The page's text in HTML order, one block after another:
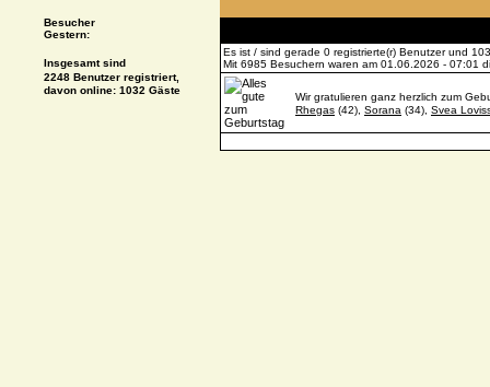
Besucher
Gestern:
Insgesamt sind
2248 Benutzer registriert,
davon online: 1032 Gäste
Es ist / sind gerade 0 registrierte(r) Benutzer und
Mit 6985 Besuchern waren am 01.06.2026 - 07:01
Wir gratulieren ganz herzlich zum
Rhegas (42), Sorana (34), Svea